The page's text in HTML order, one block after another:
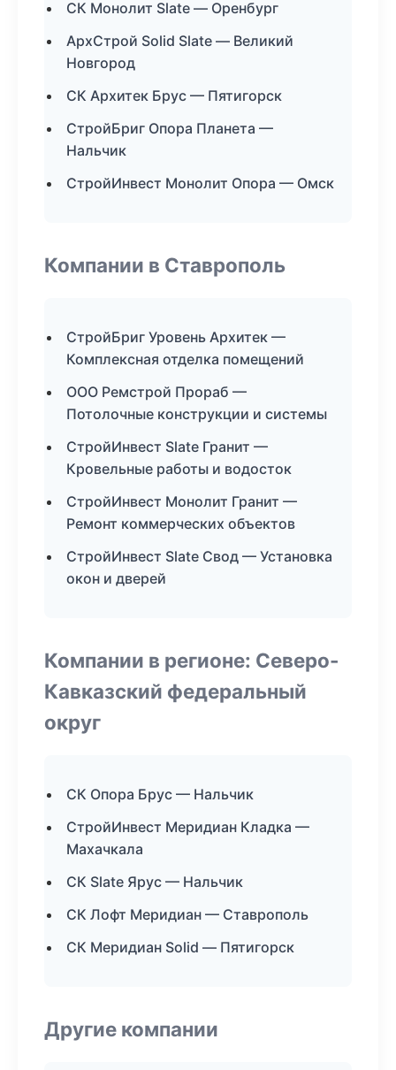
СК Монолит Slate — Оренбург
АрхСтрой Solid Slate — Великий
Новгород
СК Архитек Брус — Пятигорск
СтройБриг Опора Планета —
Нальчик
СтройИнвест Монолит Опора — Омск
Компании в Ставрополь
СтройБриг Уровень Архитек —
Комплексная отделка помещений
ООО Ремстрой Прораб —
Потолочные конструкции и системы
СтройИнвест Slate Гранит —
Кровельные работы и водосток
СтройИнвест Монолит Гранит —
Ремонт коммерческих объектов
СтройИнвест Slate Свод — Установка
окон и дверей
Компании в регионе: Северо-
Кавказский федеральный
округ
СК Опора Брус — Нальчик
СтройИнвест Меридиан Кладка —
Махачкала
СК Slate Ярус — Нальчик
СК Лофт Меридиан — Ставрополь
СК Меридиан Solid — Пятигорск
Другие компании